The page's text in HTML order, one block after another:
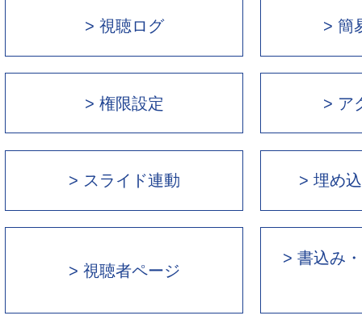
> 視聴ログ > 簡
> 権限設定 > ア
> スライド連動 > 埋め
> 視聴者ページ
> 書込み